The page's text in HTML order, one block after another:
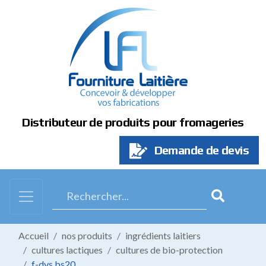
Distributeur de produits pour fromageries
Demande de devis
Accueil nos produits
ingrédients laitiers
cultures lactiques
cultures de bio-protection
Panneau de gestion des cookies